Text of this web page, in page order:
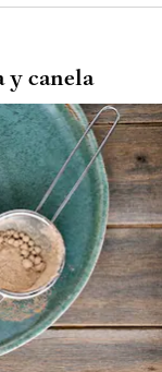
y canela